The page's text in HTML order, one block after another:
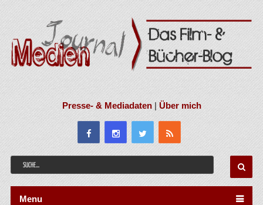
Presse- & Mediadaten|Über mich
Menu